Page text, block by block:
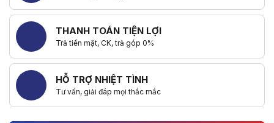
THANH TOÁN TIỆN LỢI
Trả tiền mặt, CK, trả góp 0%
HỖ TRỢ NHIỆT TÌNH
Tư vấn, giải đáp mọi thắc mắc